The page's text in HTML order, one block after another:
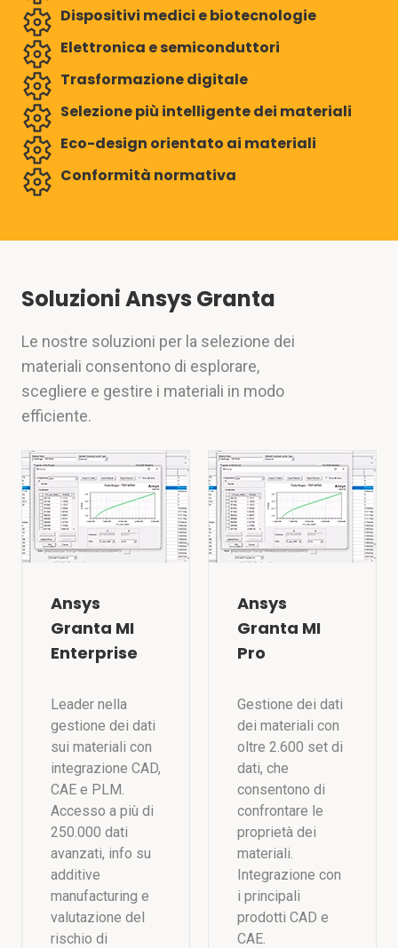
Dispositivi medici e biotecnologie
Elettronica e semiconduttori
Trasformazione digitale
Selezione più intelligente dei materiali
Eco-design orientato ai materiali
Conformità normativa
Soluzioni Ansys Granta
Le nostre soluzioni per la selezione dei
materiali consentono di esplorare,
scegliere e gestire i materiali in modo
efficiente.
Ansys
Granta MI
Enterprise
Leader nella
gestione dei dati
sui materiali con
integrazione CAD,
CAE e PLM.
Accesso a più di
250.000 dati
avanzati, info su
additive
manufacturing e
valutazione del
rischio di
Ansys
Granta MI
Pro
Gestione dei dati
dei materiali con
oltre 2.600 set di
dati, che
consentono di
confrontare le
proprietà dei
materiali.
Integrazione con
i principali
prodotti CAD e
CAE.